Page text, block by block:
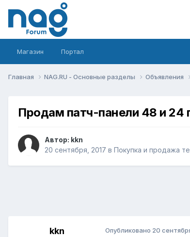
Магазин Портал
Главная NAG.RU - Основные разделы Объявления
Продам патч-панели 48 и 24
Автор: kkn
20 сентября, 2017 в Покупка и продажа
kkn Опубликовано 20